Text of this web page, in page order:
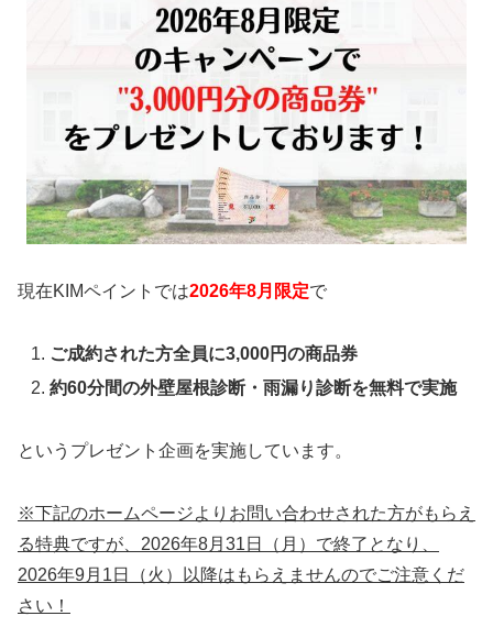
現在KIMペイントでは2026年8月限定で
ご成約された方全員に3,000円の商品券
約60分間の外壁屋根診断・雨漏り診断を無料で実施
というプレゼント企画を実施しています。
※下記のホームページよりお問い合わせされた方がもらえ
る特典ですが、2026年8月31日（月）で終了となり、
2026年9月1日（火）以降はもらえませんのでご注意くだ
さい！